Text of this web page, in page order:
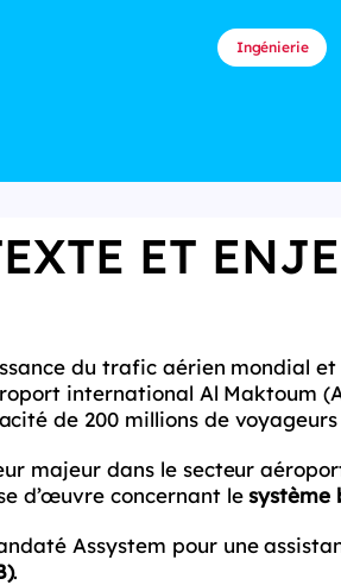
Ingénierie
ET
du trafic aérien mondial
international Al
de 200 millions de
majeur dans le secteur
d’œuvre concernant lesystème
Assystem pour une
.